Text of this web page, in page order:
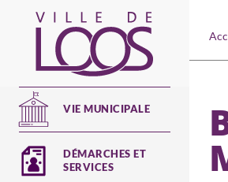
principal
Main
navigation
VIE MUNICIPALE
DÉMARCHES ET
SERVICES